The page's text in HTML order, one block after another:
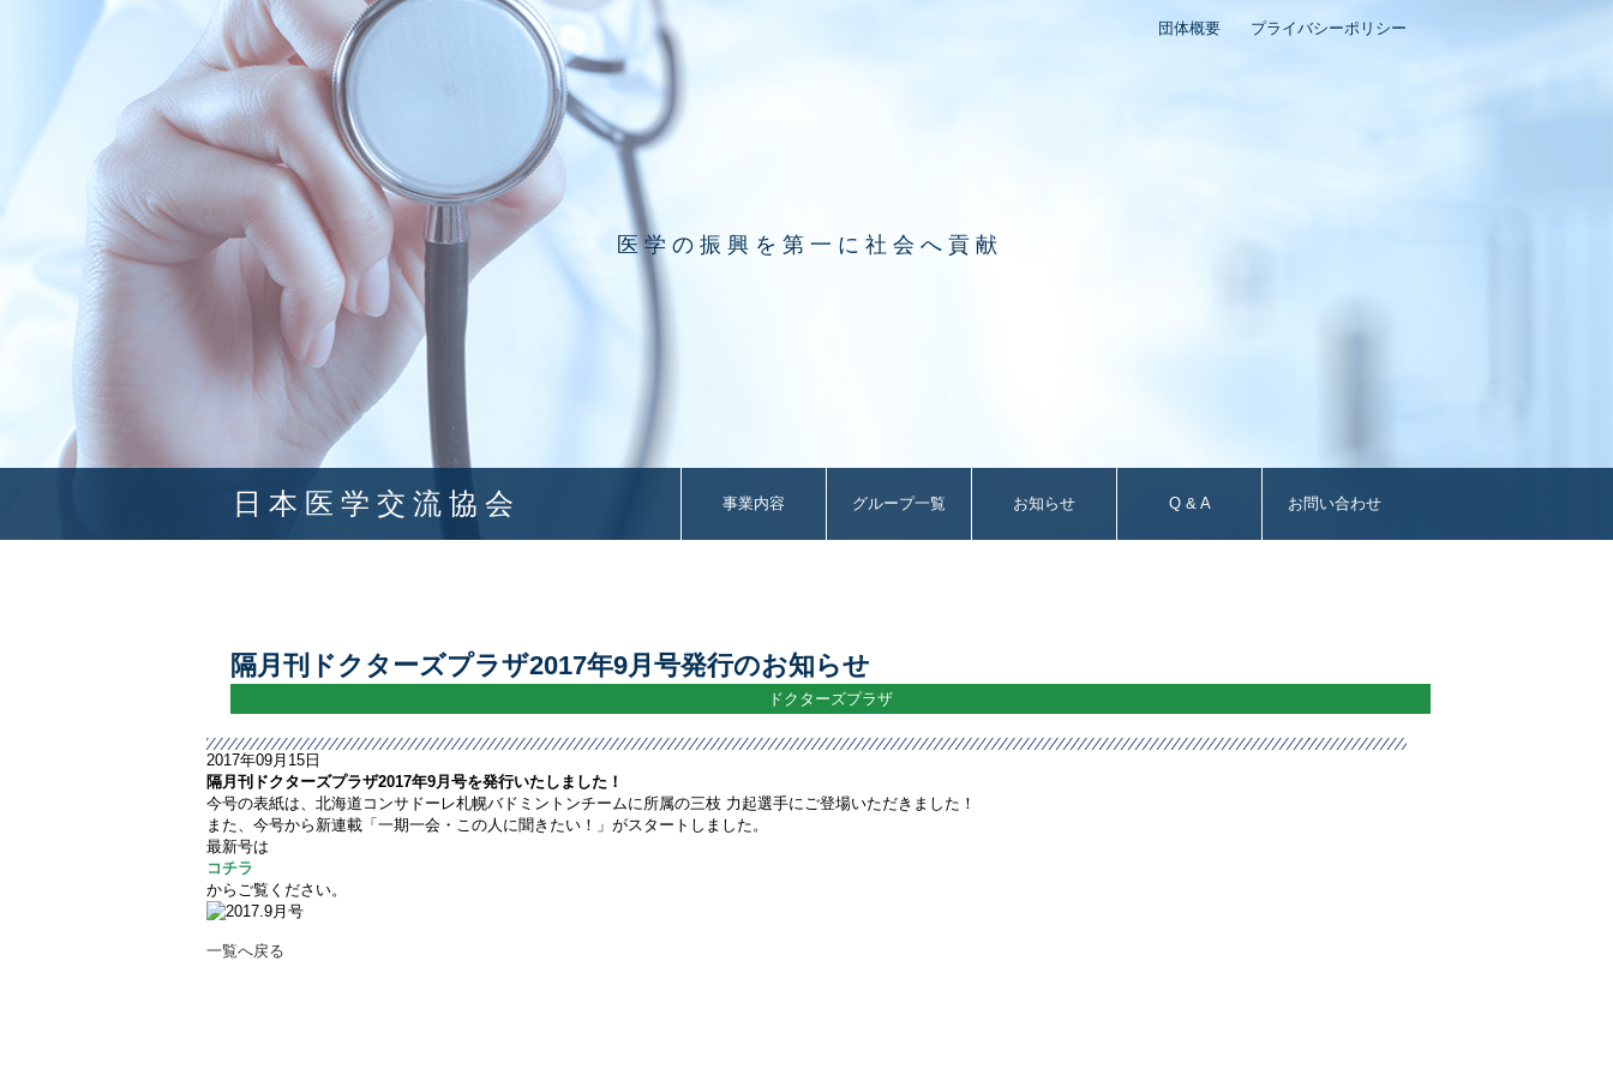
プライバシーポリシー
団体概要
医 学 の 振 興 を 第 一 に 社 会 へ 貢 献
日 本 医 学 交 流 協 会 事業内容 グループ一覧 お知らせ Q & A お問い合わせ
隔月刊ドクターズプラザ2017年9月号発行のお知らせ
ドクターズプラザ
2017年09月15日
隔月刊ドクターズプラザ2017年9月号を発行いたしました！
今号の表紙は、北海道コンサドーレ札幌バドミントンチームに所属の三枝 力起選手にご登場いただきました！
また、今号から新連載「一期一会・この人に聞きたい！」がスタートしました。
最新号は
コチラ
からご覧ください。
一覧へ戻る